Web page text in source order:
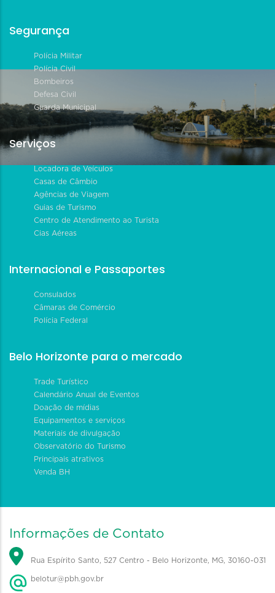
Segurança
Polícia Militar
Polícia Civil
Bombeiros
Defesa Civil
Guarda Municipal
Serviços
Locadora de Veículos
Casas de Câmbio
Agências de Viagem
Guias de Turismo
Centro de Atendimento ao Turista
Cias Aéreas
Internacional e Passaportes
Consulados
Câmaras de Comércio
Polícia Federal
Belo Horizonte para o mercado
Trade Turístico
Calendário Anual de Eventos
Doação de mídias
Equipamentos e serviços
Materiais de divulgação
Observatório do Turismo
Principais atrativos
Venda BH
Informações de Contato
Rua Espírito Santo, 527 Centro - Belo Horizonte, MG, 30160-031
belotur@pbh.gov.br